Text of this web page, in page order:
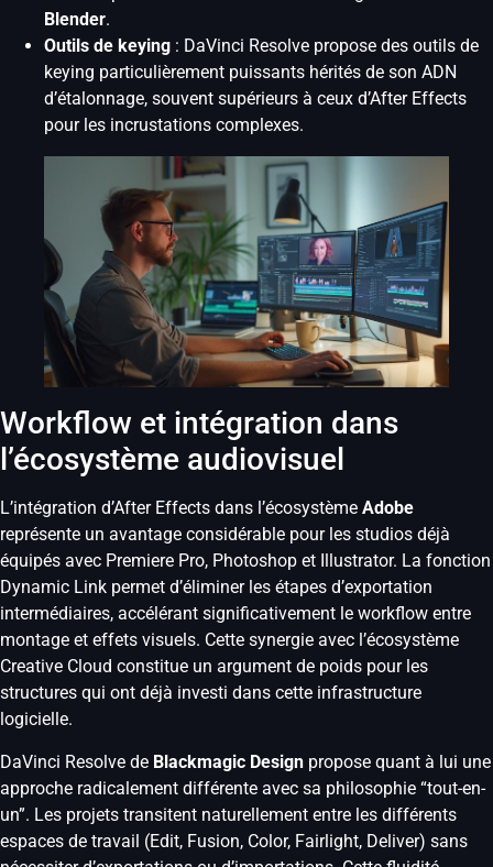
Blender.
Outils de keying : DaVinci Resolve propose des outils de
keying particulièrement puissants hérités de son ADN
d’étalonnage, souvent supérieurs à ceux d’After Effects
pour les incrustations complexes.
Workflow et intégration dans
l’écosystème audiovisuel
L’intégration d’After Effects dans l’écosystème Adobe
représente un avantage considérable pour les studios déjà
équipés avec Premiere Pro, Photoshop et Illustrator. La fonction
Dynamic Link permet d’éliminer les étapes d’exportation
intermédiaires, accélérant significativement le workflow entre
montage et effets visuels. Cette synergie avec l’écosystème
Creative Cloud constitue un argument de poids pour les
structures qui ont déjà investi dans cette infrastructure
logicielle.
DaVinci Resolve de Blackmagic Design propose quant à lui une
approche radicalement différente avec sa philosophie “tout-en-
un”. Les projets transitent naturellement entre les différents
espaces de travail (Edit, Fusion, Color, Fairlight, Deliver) sans